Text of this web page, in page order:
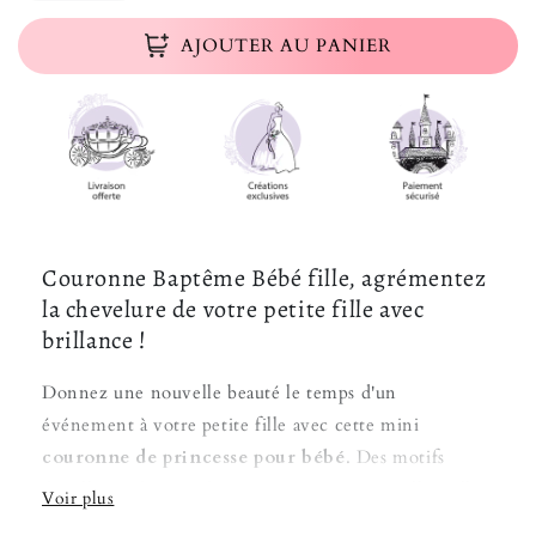
AJOUTER AU PANIER
Couronne Baptême Bébé fille, agrémentez
la chevelure de votre petite fille avec
brillance !
Donnez une nouvelle beauté le temps d'un
événement à votre petite fille avec cette mini
couronne de princesse pour bébé. Des motifs
détaillés et décorés de petits strass pour scintiller telle